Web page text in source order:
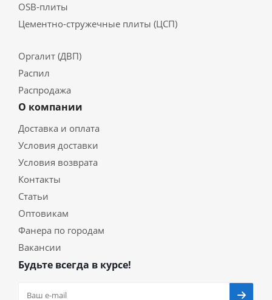
OSB-плиты
Цементно-стружечные плиты (ЦСП)
Оргалит (ДВП)
Распил
Распродажа
О компании
Доставка и оплата
Условия доставки
Условия возврата
Контакты
Статьи
Оптовикам
Фанера по городам
Вакансии
Будьте всегда в курсе!